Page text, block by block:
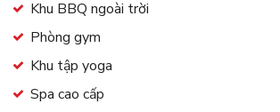
Khu BBQ ngoài trời
Phòng gym
Khu tập yoga
Spa cao cấp